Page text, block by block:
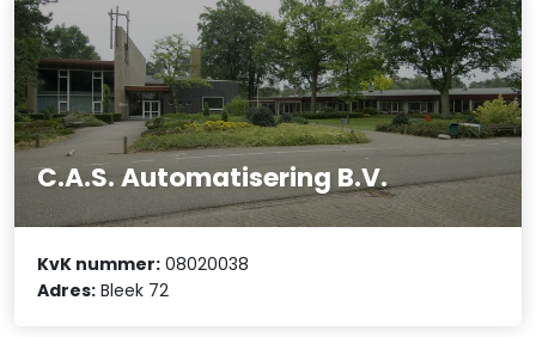
C.A.S. Automatisering B.V.
KvK nummer: 08020038
Adres: Bleek 72